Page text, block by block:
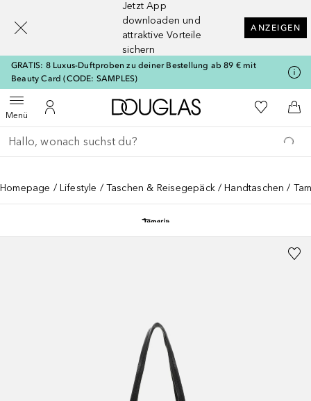
Jetzt App
downloaden und
attraktive Vorteile
sichern
ANZEIGEN
GRATIS: 8 Luxus-Duftproben zu deiner Bestellung ab 89 € mit
Beauty Card (CODE: SAMPLES)
MenüMenü öffnenZu Meinem Kundenkonto
Zur Douglas Startseite
Zu Meiner
Gehe zurück
Suche ausführen
Homepage Lifestyle Taschen & Reisegepäck Handtaschen
[navigation.slideout.screenreader]